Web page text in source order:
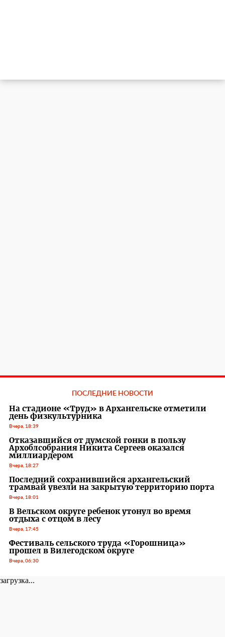
ПОСЛЕДНИЕ НОВОСТИ
На стадионе «Труд» в Архангельске отметили
день физкультурника
Вчера, 18:39
Отказавшийся от думской гонки в пользу
Архоблсобрания Никита Сергеев оказался
миллиардером
Вчера, 18:27
Последний сохранившийся архангельский
трамвай увезли на закрытую территорию порта
Вчера, 18:01
В Вельском округе ребенок утонул во время
отдыха с отцом в лесу
Вчера, 17:45
Фестиваль сельского труда «Горошница»
прошел в Вилегодском округе
Вчера, 06:30
загрузка...